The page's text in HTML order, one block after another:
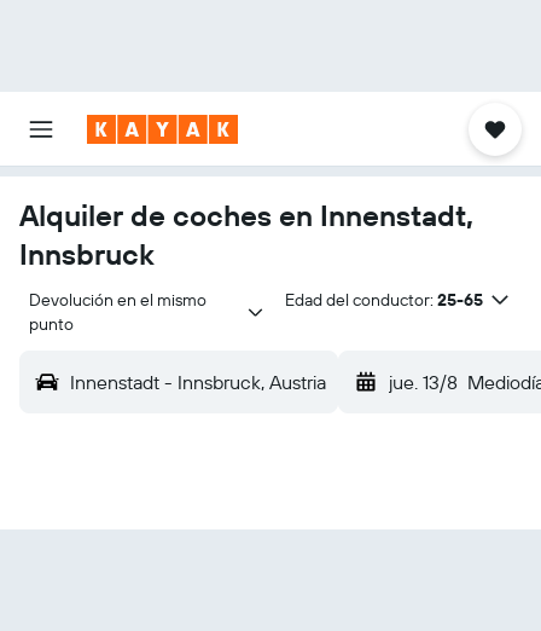
Alquiler de coches en Innenstadt,
Innsbruck
Devolución en el mismo
punto
Edad del conductor: 25-65
Innenstadt - Innsbruck, Austria jue. 13/8